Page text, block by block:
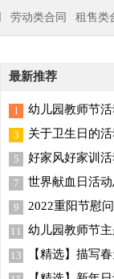
劳动类合同 租售类
最新推荐
1
幼儿园教师节活
总结
3
关于卫生日的活
总结
5
好家风好家训活
总结
7
世界献血日活动
结15篇
9
2022重阳节慰
人活动总结（精选5
篇）
11
幼儿园教师节主
活动总结
13
【精选】描写
的日记四篇